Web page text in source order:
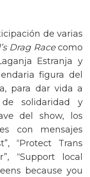
de varias
Drag Racecomo
Estranja y
figura del
para dar vida a
solidaridad y
del show, los
con mensajes
“Protect Trans
“Support local
because you